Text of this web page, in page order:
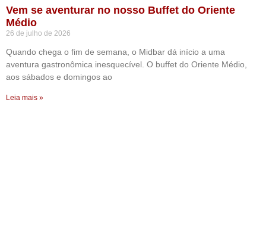
Vem se aventurar no nosso Buffet do Oriente
Médio
26 de julho de 2026
Quando chega o fim de semana, o Midbar dá início a uma
aventura gastronômica inesquecível. O buffet do Oriente Médio,
aos sábados e domingos ao
Leia mais »